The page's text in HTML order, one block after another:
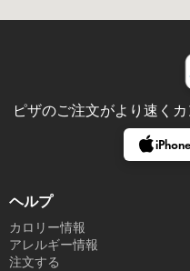
ピザのご注文がより速くカ
iPhone
ヘルプ
カロリー情報
アレルギー情報
注文する